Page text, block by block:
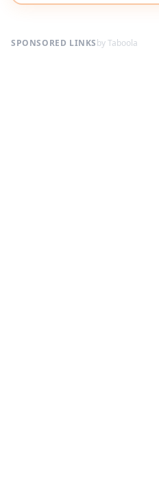
SPONSORED LINKSby Taboola